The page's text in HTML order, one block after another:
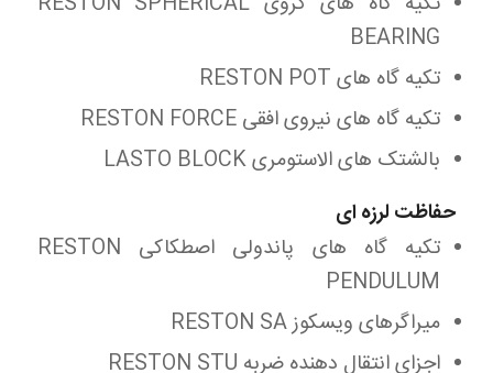
BEARING
تکیه گاه های RESTON POT
تکیه گاه های نیروی افقی RESTON FORCE
بالشتک های الاستومری LASTO BLOCK
حفاظت لرزه ای
تکیه گاه های پاندولی اصطکاکی RESTON
PENDULUM
میراگرهای ویسکوز RESTON SA
اجزای انتقال دهنده ضربه RESTON STU